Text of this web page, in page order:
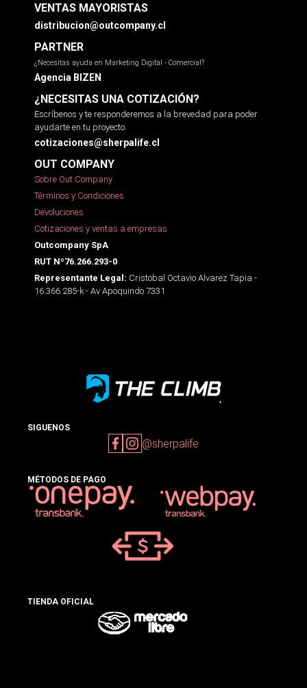
VENTAS MAYORISTAS
distribucion@outcompany.cl
PARTNER
¿Necesitas ayuda en Marketing Digital - Comercial?
Agencia BIZEN
¿NECESITAS UNA COTIZACIÓN?
Escríbenos y te responderemos a la brevedad para poder
ayudarte en tu proyecto.
cotizaciones@sherpalife.cl
OUT COMPANY
Sobre Out Company
Términos y Condiciones
Devoluciones
Cotizaciones y ventas a empresas
Outcompany SpA
RUT Nº76.266.293-0
Representante Legal: Cristobal Octavio Alvarez Tapia -
16.366.285-k - Av Apoquindo 7331
SIGUENOS
@sherpalife
MÉTODOS DE PAGO
TIENDA OFICIAL